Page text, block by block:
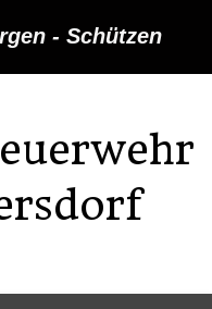
- Schützen